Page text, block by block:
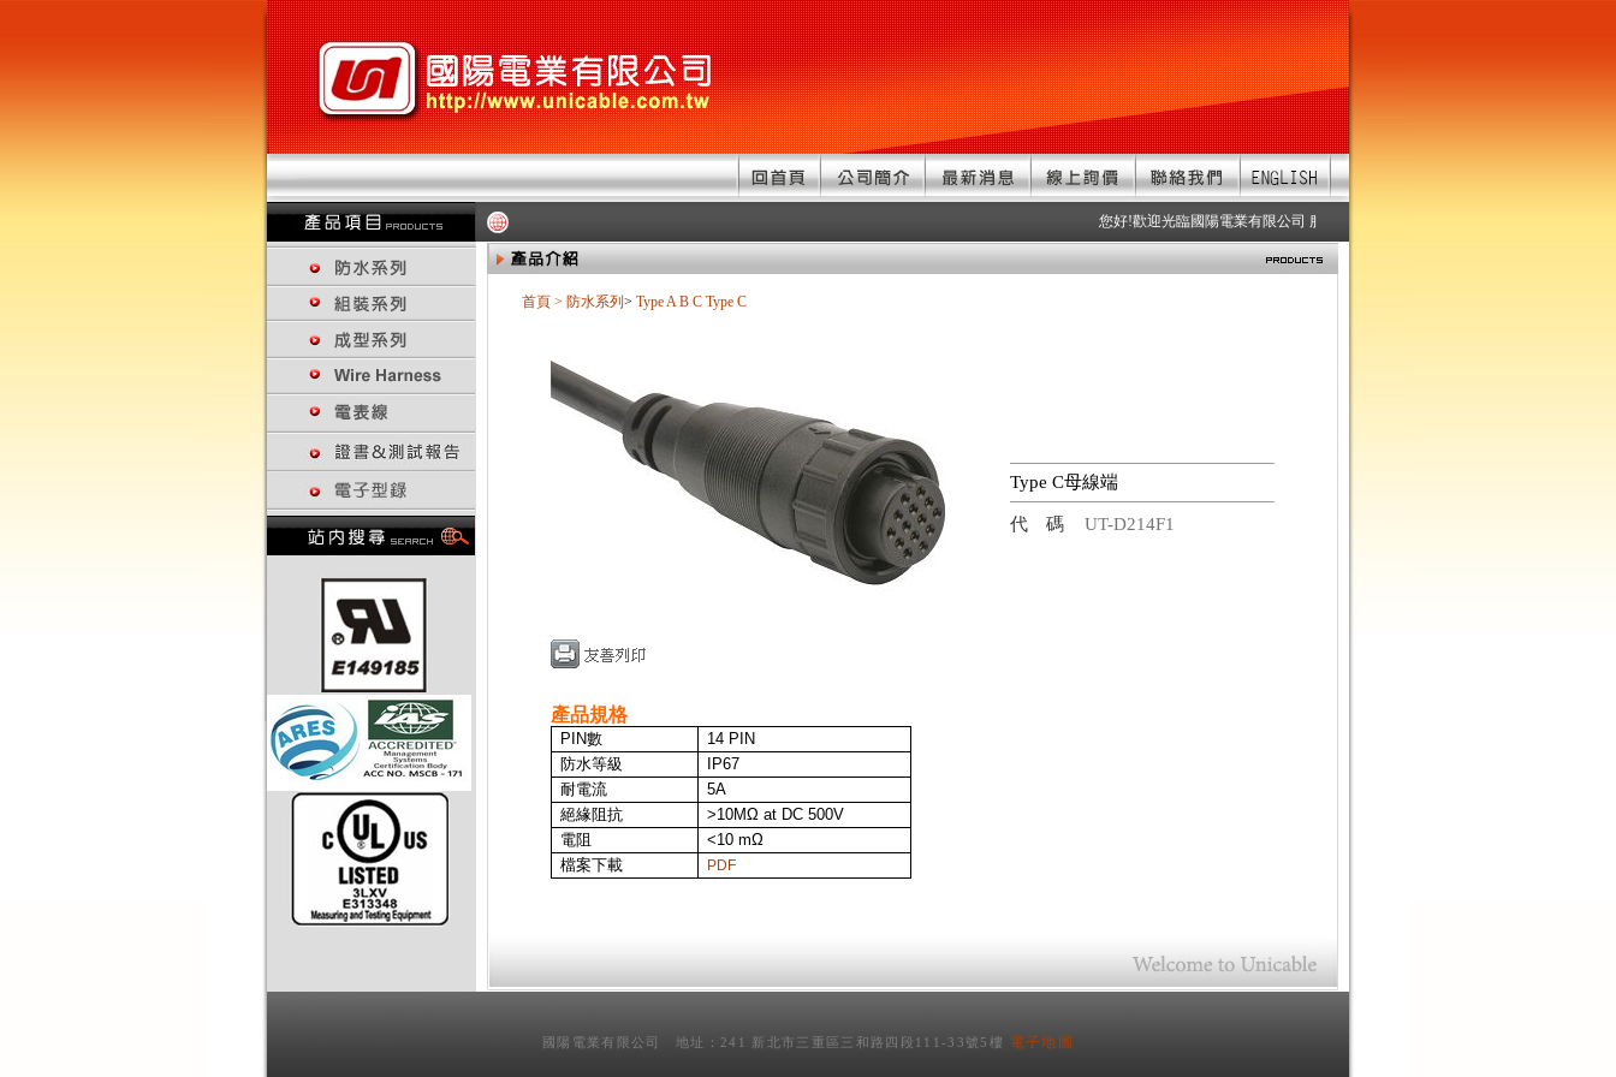
您好!歡迎光臨國陽電業有限公司 服務項目：防水連接器、防水接頭、防水連接
首頁 > 防水系列 > Type A B C Type C
Type C母線端
代碼 UT-D214F1
產品規格
PIN數
14 PIN
防水等級
IP67
耐電流
5A
絕緣阻抗
>10MΩ at DC 500V
電阻
<10 mΩ
檔案下載
PDF
國陽電業有限公司 地址：241 新北市三重區三和路四段111-33號5樓 電子地圖